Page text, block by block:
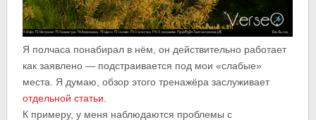
Я полчаса понабирал в нём, он действительно работает
как заявлено — подстраивается под мои «слабые»
места. Я думаю, обзор этого тренажёра заслуживает
отдельной статьи
К примеру, у меня наблюдаются проблемы с